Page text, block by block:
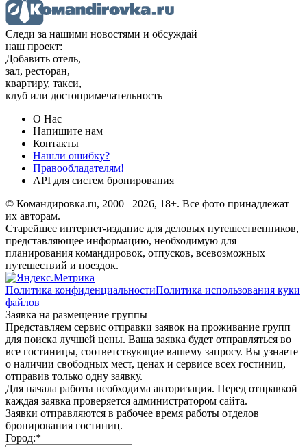
Следи за нашими новостями и обсуждай
наш проект:
Добавить отель,
зал, ресторан,
квартиру, такси,
клуб или достопримечательность
О Нас
Напишите нам
Контакты
Нашли ошибку?
Правообладателям!
API для систем бронирования
© Командировка.ru, 2000 –2026, 18+. Все фото принадлежат
их авторам.
Старейшее интернет-издание для деловых путешественников,
представляющее информацию, необходимую для
планирования командировок, отпусков, всевозможных
путешествий и поездок.
Политика конфиденциальностиПолитика использования куки
файлов
Заявка на размещение группы
Представляем сервис отправки заявок на проживание групп
для поиска лучшей цены. Ваша заявка будет отправляться во
все гостиницы, соответствующие вашему запросу. Вы узнаете
о наличии свободных мест, ценах и сервисе всех гостиниц,
отправив только одну заявку.
Для начала работы необходима авторизация. Перед отправкой
каждая заявка проверяется администратором сайта.
Заявки отправляются в рабочее время работы отделов
бронирования гостиниц.
Город:*